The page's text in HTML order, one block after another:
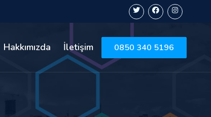
Hakkımızda İletişim 0850 340 5196